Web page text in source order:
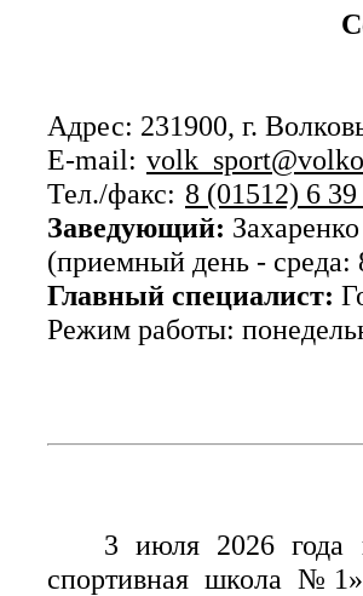
Адрес: 231900, г.
E-mail:
Тел./факс: 8 (01512) 6 39
Заведующий:
(приемный день - среда:
Главный специалист:
Режим работы:
3 июля 2026 года
спортивная школа №1»